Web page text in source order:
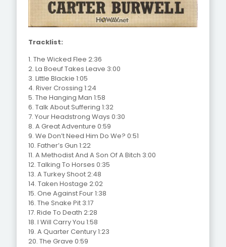
Tracklist:
1. The Wicked Flee 2:36
2. La Boeuf Takes Leave 3:00
3. Little Blackie 1:05
4. River Crossing 1:24
5. The Hanging Man 1:58
6. Talk About Suffering 1:32
7. Your Headstrong Ways 0:30
8. A Great Adventure 0:59
9. We Don’t Need Him Do We? 0:51
10. Father’s Gun 1:22
11. A Methodist And A Son Of A Bitch 3:00
12. Talking To Horses 0:35
13. A Turkey Shoot 2:48
14. Taken Hostage 2:02
15. One Against Four 1:38
16. The Snake Pit 3:17
17. Ride To Death 2:28
18. I Will Carry You 1:58
19. A Quarter Century 1:23
20. The Grave 0:59